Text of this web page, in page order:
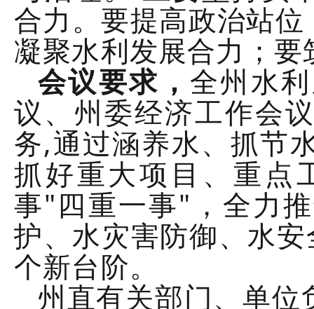
合力。要提高政治站
凝聚水利发展合力；
会议要求， 全州水
议、州委经济工作会
务,通过涵养水、抓节
抓好重大项目、重点
事"四重一事"，全力
护、水灾害防御、水
个新台阶。
州直有关部门、单